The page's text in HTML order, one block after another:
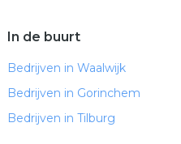
In de buurt
Bedrijven in Waalwijk
Bedrijven in Gorinchem
Bedrijven in Tilburg